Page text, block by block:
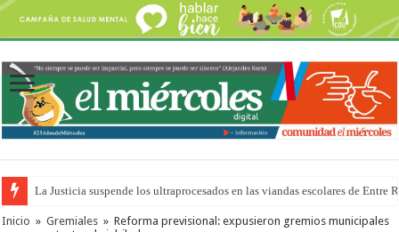
La Justicia suspende los ultraprocesados en las viandas escolares de Entre
Se presentará la obra “La Runfla de los Macanos”
Inicio » Gremiales » Reforma previsional: expusieron gremios municipales